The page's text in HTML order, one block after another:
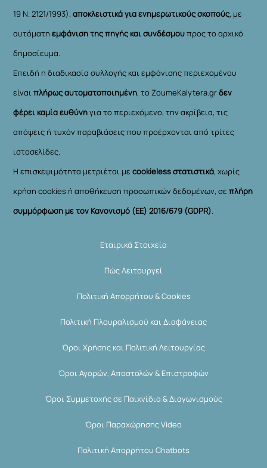
19 Ν. 2121/1993), αποκλειστικά για ενημερωτικούς σκοπούς, με
αυτόματηεμφάνιση της πηγής και συνδέσμουπρος το αρχικό
δημοσίευμα.
Επειδή η διαδικασία συλλογής και εμφάνισης περιεχομένου
είναιπλήρως αυτοματοποιημένη, το ZoumeKalytera.grδεν
φέρει καμία ευθύνηγια το περιεχόμενο, την ακρίβεια, τις
απόψεις ή τυχόν παραβιάσεις που προέρχονται από τρίτες
ιστοσελίδες.
Η επισκεψιμότητα μετριέται μεcookieless στατιστικά, χωρίς
χρήση cookies ή αποθήκευση προσωπικών δεδομένων, σεπλήρη
συμμόρφωση με τον Κανονισμό (ΕΕ) 2016/679 (GDPR).
Εταιρικά Στοιχεία
Πώς Λειτουργεί
Πολιτική Απορρήτου & Cookies
Πολιτική Πλουραλισμού και Διαφάνειας
Όροι Χρήσης και Πολιτική Λειτουργίας
Όροι Αγορών, Αποστολών & Επιστροφών
Όροι Συμμετοχής σε Παιχνίδια & Διαγωνισμούς
Όροι Παραχώρησης Video
Πολιτική Απορρήτου Chatbots